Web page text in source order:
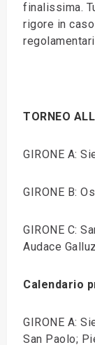
finalissima.
rigore in
TORNEO
GIRONE A:
GIRONE B:
GIRONE C:
Audace
Calendario
GIRONE A:
San Paolo;